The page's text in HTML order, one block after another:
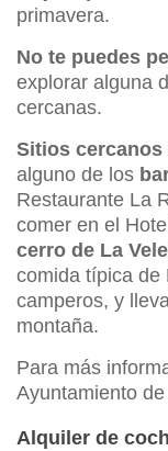
primavera.
No te puedes
explorar alguna
cercanas.
Sitios cercanos
alguno de los
Restaurante La
comer en el
cerro de La
comida típica de
camperos, y
montaña.
Para más
Ayuntamiento
Alquiler de